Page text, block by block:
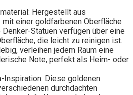
Hergestellt aus
mit einer goldfarbenen Oberfläche
Statuen verfügen über eine
die leicht zu reinigen ist.
verleihen jedem Raum eine
Note, perfekt als Heim- oder
Inspiration: Diese goldenen
durchdachten